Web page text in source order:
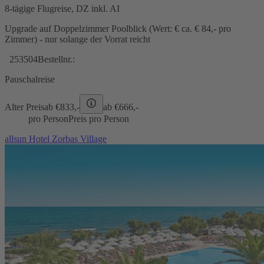
8-tägige Flugreise, DZ inkl. AI
Upgrade auf Doppelzimmer Poolblick (Wert: € ca. € 84,- pro
Zimmer) - nur solange der Vorrat reicht
253504Bestellnr.:
Pauschalreise
Alter Preisab €833,- ab €666,-
pro PersonPreis pro Person
allsun Hotel Zorbas Village